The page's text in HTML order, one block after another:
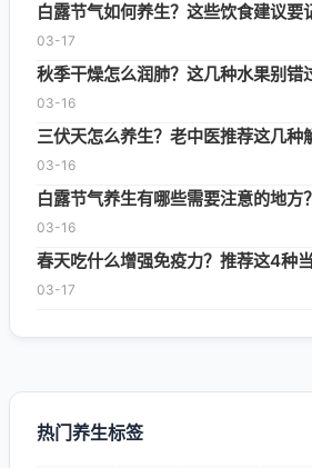
白露节气如何养生？这些饮食建议要
03-17
秋季干燥怎么润肺？这几种水果别错
03-16
三伏天怎么养生？老中医推荐这几种
03-16
白露节气养生有哪些需要注意的地方？
03-16
春天吃什么增强免疫力？推荐这4种
03-17
热门养生标签